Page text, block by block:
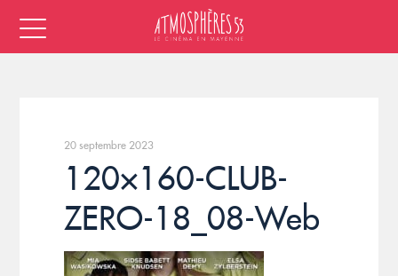
20 septembre 2023
120×160-CLUB-
ZERO-18_08-Web